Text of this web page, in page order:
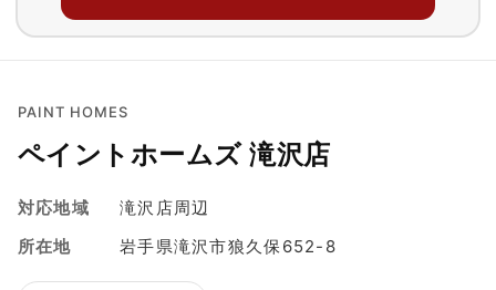
PAINT HOMES
ペイントホームズ 滝沢店
対応地域
滝沢店周辺
所在地
岩手県滝沢市狼久保652-8